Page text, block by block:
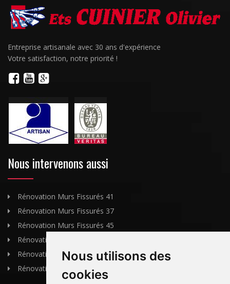
Nous utilisons des
cookies
Entreprise artisanale avec 30 ans d'expérience
Votre satisfaction, notre priorité !
Nous intervenons aussi
Rénovation Murs Fissurés 41
Rénovation Murs Fissurés 37
Rénovation Murs Fissurés 45
Rénovation Murs Fissurés 36
Rénovation Murs Fissurés 18
Rénovation Murs Fissurés 28